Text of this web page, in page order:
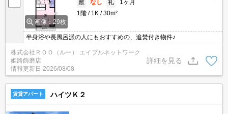
画像：29枚
敷
なし 礼
1ヶ月
1階
1K 30m²
半身浴や長風呂派の人にもおすすめの、追焚付き物件♪
株式会社ＲＯＯ（ルー） エイブルネットワーク
姫路飾磨店
情報更新日 2026/08/08
詳細を見る
賃貸アパート ハイツＫ２